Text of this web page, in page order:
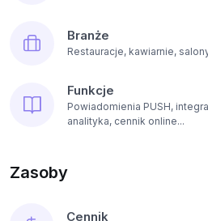
Branże
Restauracje, kawiarnie,
Funkcje
Powiadomienia PUSH,
analityka, cennik online...
Zasoby
Cennik